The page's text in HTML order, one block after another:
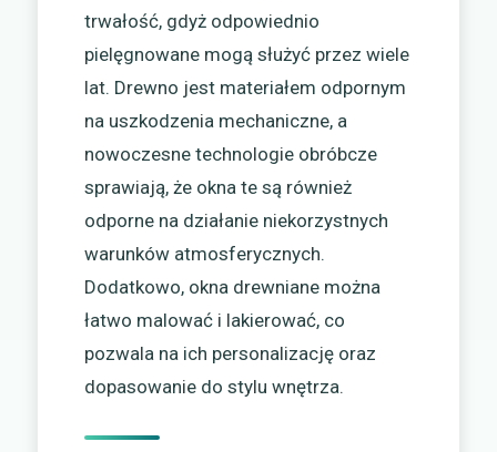
trwałość, gdyż odpowiednio
pielęgnowane mogą służyć przez wiele
lat. Drewno jest materiałem odpornym
na uszkodzenia mechaniczne, a
nowoczesne technologie obróbcze
sprawiają, że okna te są również
odporne na działanie niekorzystnych
warunków atmosferycznych.
Dodatkowo, okna drewniane można
łatwo malować i lakierować, co
pozwala na ich personalizację oraz
dopasowanie do stylu wnętrza.